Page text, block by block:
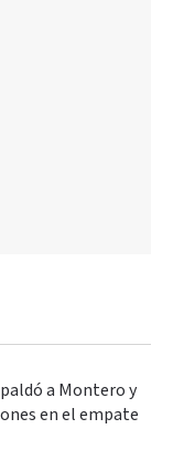
a Montero y
en el empate